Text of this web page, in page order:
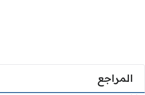
المراجع